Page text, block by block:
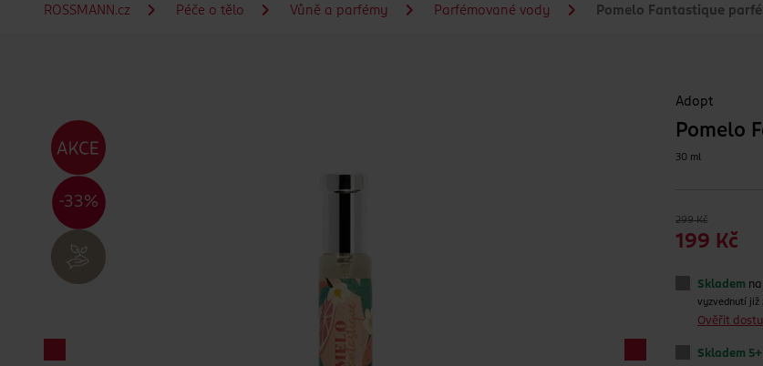
ROSSMANN.cz Péče o tělo Vůně a parfémy Parfémované vody Pomelo Fantastique
Adopt
Pomelo
30 ml
299 Kč
199 Kč
Skladem
vyzvednutí již
Ověřit
Skladem